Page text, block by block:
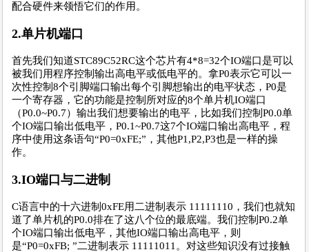
配合硬件来领悟它们的作用。
2.单片机端口
首先我们知道STC89C52RC这个芯片有4*8=32个IO端口是可以
被我们用程序控制输出高电平或低电平的。拿P0表示它可以一
次性控制8个引脚端口输出每个引脚想输出的电平状态，P0是
一个寄存器，它的功能是控制所对应的8个单片机IO端口
（P0.0~P0.7）输出我们想要输出的电平，比如我们控制P0.0单
个IO端口输出低电平，P0.1~P0.7这7个IO端口输出高电平，程
序中使用这条语句“P0=0xFE;”，其他P1,P2,P3也是一样的操
作。
3.IO端口与二进制
C语言中的十六进制0xFE用二进制表示 11111110，我们也就知
道了单片机的P0.0排在了这八个位的最底端。我们控制P0.2单
个IO端口输出低电平，其他IO端口输出高电平，则
是“P0=0xFB; ”二进制表示 11111011。对这些知识没有过接触